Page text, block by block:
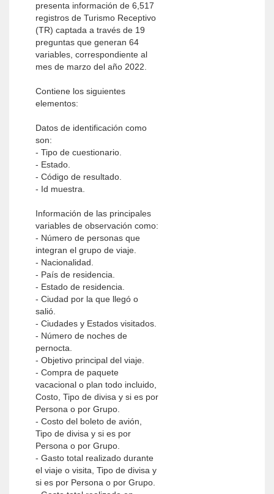
presenta información de 6,517
registros de Turismo Receptivo
(TR) captada a través de 19
preguntas que generan 64
variables, correspondiente al
mes de marzo del año 2022.
Contiene los siguientes
elementos:
Datos de identificación como
son:
- Tipo de cuestionario.
- Estado.
- Código de resultado.
- Id muestra.
Información de las principales
variables de observación como:
- Número de personas que
integran el grupo de viaje.
- Nacionalidad.
- País de residencia.
- Estado de residencia.
- Ciudad por la que llegó o
salió.
- Ciudades y Estados visitados.
- Número de noches de
pernocta.
- Objetivo principal del viaje.
- Compra de paquete
vacacional o plan todo incluido,
Costo, Tipo de divisa y si es por
Persona o por Grupo.
- Costo del boleto de avión,
Tipo de divisa y si es por
Persona o por Grupo.
- Gasto total realizado durante
el viaje o visita, Tipo de divisa y
si es por Persona o por Grupo.